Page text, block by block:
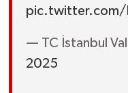
pic.twitter.com/
— TC İstanbul
2025